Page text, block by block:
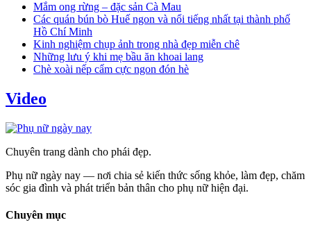
Mắm ong rừng – đặc sản Cà Mau
Các quán bún bò Huế ngon và nổi tiếng nhất tại thành phố
Hồ Chí Minh
Kinh nghiệm chụp ảnh trong nhà đẹp miễn chê
Những lưu ý khi mẹ bầu ăn khoai lang
Chè xoài nếp cẩm cực ngon đón hè
Video
Chuyên trang dành cho phái đẹp.
Phụ nữ ngày nay — nơi chia sẻ kiến thức sống khỏe, làm đẹp, chăm
sóc gia đình và phát triển bản thân cho phụ nữ hiện đại.
Chuyên mục